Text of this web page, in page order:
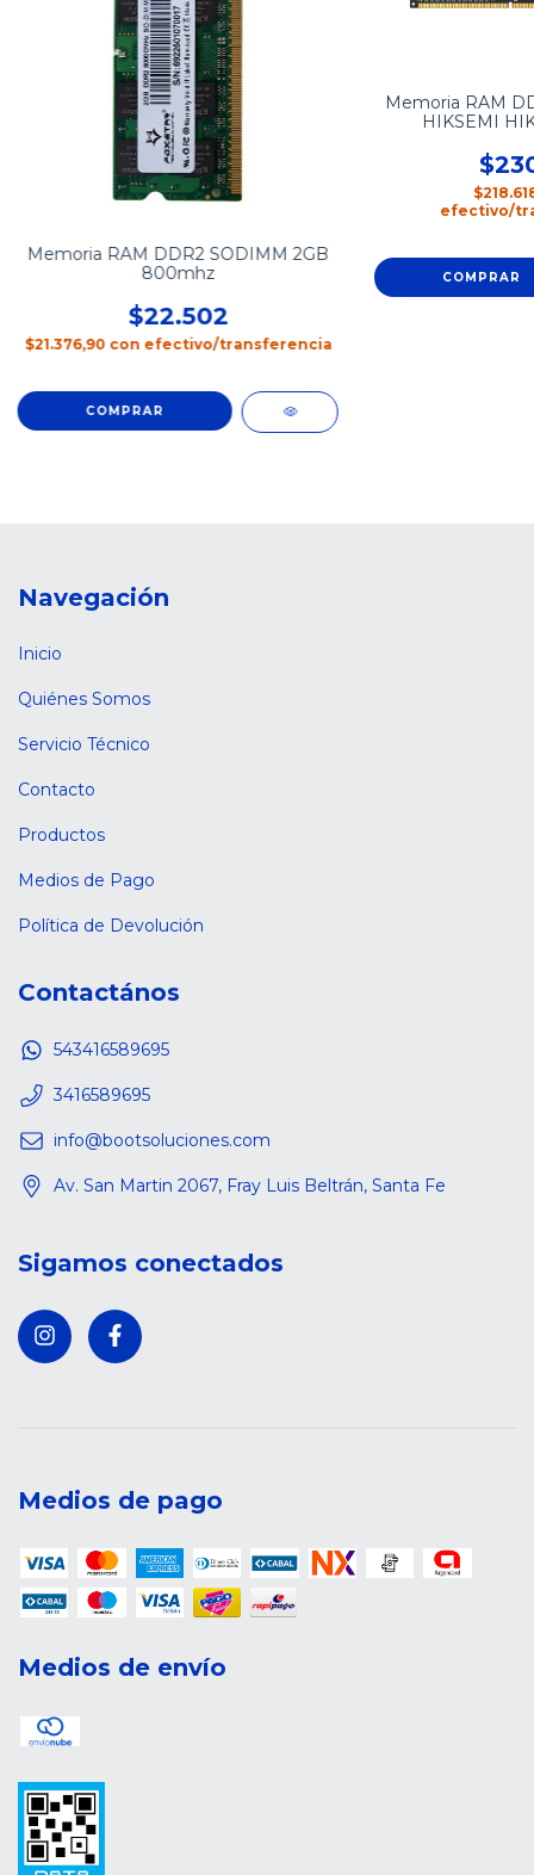
Memoria RAM DDR2 SODIMM 2GB
800mhz
$22.502
$21.376,90 con efectivo/transferencia
Memoria RAM
HIKSEMI
efectivo/
Navegación
Inicio
Quiénes Somos
Servicio Técnico
Contacto
Productos
Medios de Pago
Política de Devolución
Contactános
543416589695
3416589695
info@bootsoluciones.com
Av. San Martin 2067, Fray Luis Beltrán, Santa Fe
Sigamos conectados
Medios de pago
Medios de envío